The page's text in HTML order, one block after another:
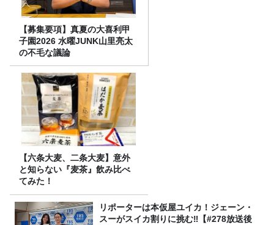
【募集要項】真夏の大喜利甲
子園2026 水曜JUNK山里亮太
の不毛な議論
【六条大麦、二条大麦】意外
と知らない『麦茶』飲み比べ
てみた！
リポーターは本仮屋ユイカ！ジェーン・
スーがスイカ割りに挑む‼【#278放送後